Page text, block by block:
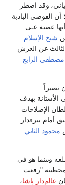
وقد اضطر
الفوضى البادية
أنها عصية على
شيخ الإسلام
عن العرش
مصطفى الرابع
نصيراً
جيش من 40,000 رجل إلى الأستانة بهدف
الإصلاحات
أمام بيرقدار
محمود الثاني
وبينما هو في
يوليو 1808، كان مع محظيته "رفعت
عالم‌دار پاشا،